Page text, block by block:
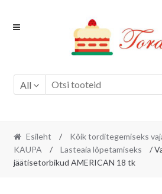
Skip
Skip
All
Esileht /
Kõik torditegemiseks
KAUPA
/ Lasteaia lõpetamiseks
/
jäätisetorbikud AMERICAN 18 tk